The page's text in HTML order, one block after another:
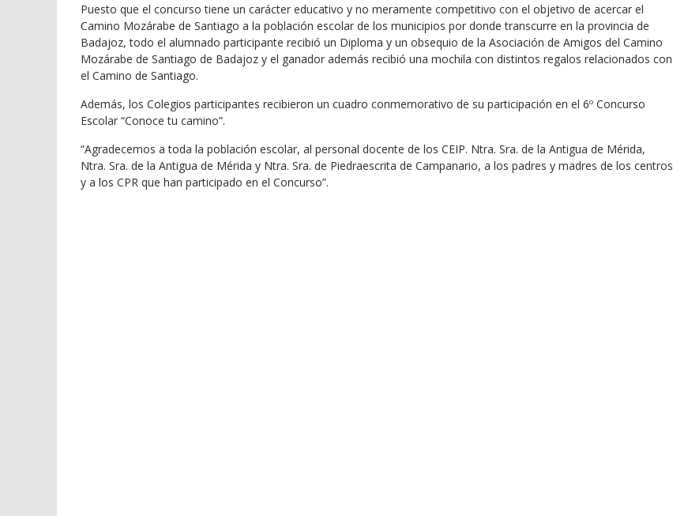
Puesto que el concurso tiene un carácter educativo y no meramente competitivo con el objetivo de acercar el
Camino Mozárabe de Santiago a la población escolar de los municipios por donde transcurre en la provincia de
Badajoz, todo el alumnado participante recibió un Diploma y un obsequio de la Asociación de Amigos del Camino
Mozárabe de Santiago de Badajoz y el ganador además recibió una mochila con distintos regalos relacionados con
el Camino de Santiago.
Además, los Colegios participantes recibieron un cuadro conmemorativo de su participación en el 6º Concurso
Escolar “Conoce tu camino”.
“Agradecemos a toda la población escolar, al personal docente de los CEIP. Ntra. Sra. de la Antigua de Mérida,
Ntra. Sra. de la Antigua de Mérida y Ntra. Sra. de Piedraescrita de Campanario, a los padres y madres de los centros
y a los CPR que han participado en el Concurso”.